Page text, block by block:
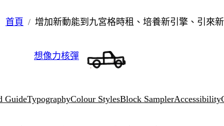
首頁 增加新動能到九宮格時租、培養新引擎、引
想像力核彈
GuideTypographyColour StylesBlock SamplerAccessibility